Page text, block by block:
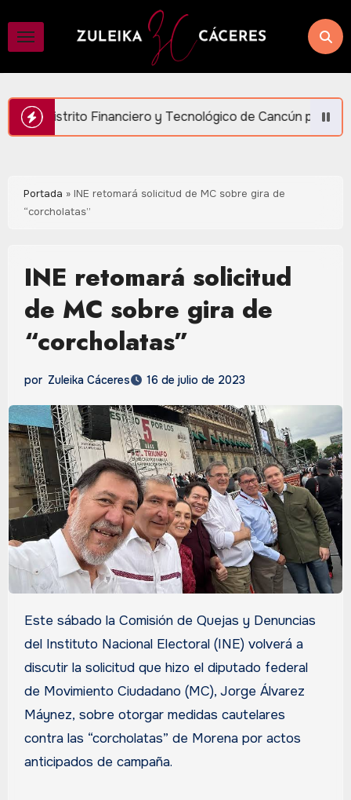
contenido
y Tecnológico de Cancún para generar más empleo y
Portada » INE retomará solicitud de MC sobre gira de
“corcholatas”
INE retomará solicitud
de MC sobre gira de
“corcholatas”
por Zuleika Cáceres 16 de julio de 2023
Este sábado la Comisión de Quejas y Denuncias
del Instituto Nacional Electoral (INE) volverá a
discutir la solicitud que hizo el diputado federal
de Movimiento Ciudadano (MC), Jorge Álvarez
Máynez, sobre otorgar medidas cautelares
contra las “corcholatas” de Morena por actos
anticipados de campaña.